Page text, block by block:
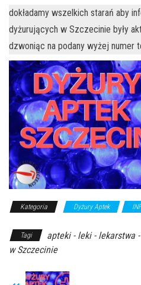
dokładamy wszelkich starań aby
dyżurujących w Szczecinie były
dzwoniąc na podany wyżej numer
Kategoria Dyżury Aptek
Tagi apteki - leki - lekarstwa
w Szczecinie